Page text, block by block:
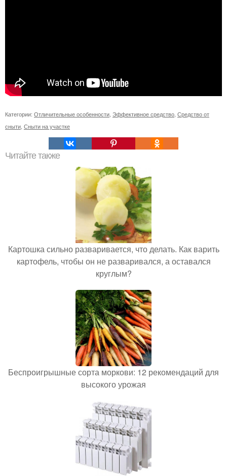
Категории: Отличительные особенности Эффективное средство Средство от
сныти Сныти на участке
Читайте также
Картошка сильно разваривается, что делать. Как варить
картофель, чтобы он не разваривался, а оставался
круглым?
Беспроигрышные сорта моркови: 12 рекомендаций для
высокого урожая